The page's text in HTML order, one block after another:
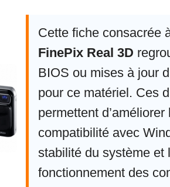
Cette fiche consacrée
FinePix Real 3D
BIOS ou mises à jour
pour ce matériel. Ces
permettent d’améliorer
compatibilité avec
stabilité du système et
fonctionnement des